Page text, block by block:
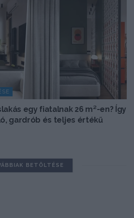
egy fiatalnak 26 m²-en? Így
gardrób és teljes értékű
BETÖLTÉSE